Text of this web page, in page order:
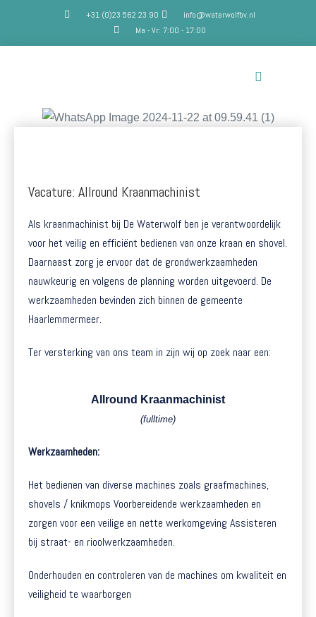
+31 (0)23 562 23 90
info@waterwolfbv.nl
Ma - Vr: 7:00 - 17:00
Vacature: Allround Kraanmachinist
Als kraanmachinist bij De Waterwolf ben je verantwoordelijk
voor het veilig en efficiënt bedienen van onze kraan en shovel.
Daarnaast zorg je ervoor dat de grondwerkzaamheden
nauwkeurig en volgens de planning worden uitgevoerd. De
werkzaamheden bevinden zich binnen de gemeente
Haarlemmermeer.
Ter versterking van ons team in zijn wij op zoek naar een:
Allround Kraanmachinist
(fulltime)
Werkzaamheden:
Het bedienen van diverse machines zoals graafmachines,
shovels / knikmops Voorbereidende werkzaamheden en
zorgen voor een veilige en nette werkomgeving Assisteren
bij straat- en rioolwerkzaamheden.
Onderhouden en controleren van de machines om kwaliteit en
veiligheid te waarborgen